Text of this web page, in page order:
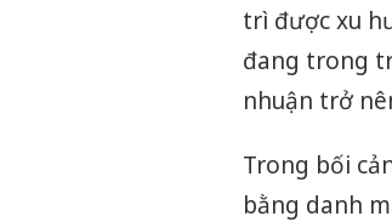
trì được xu
đang trong
nhuận trở
Trong bối
bằng danh